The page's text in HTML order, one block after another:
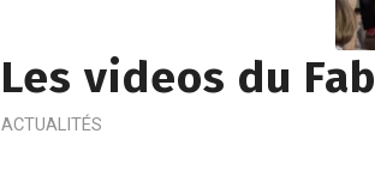
Les videos du
ACTUALITÉS